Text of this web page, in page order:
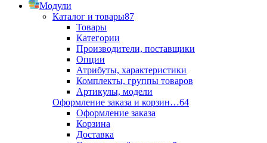
Модули
Каталог и товары87
Товары
Категории
Производители, поставщики
Опции
Атрибуты, характеристики
Комплекты, группы товаров
Артикулы, модели
Оформление заказа и корзин…64
Оформление заказа
Корзина
Доставка